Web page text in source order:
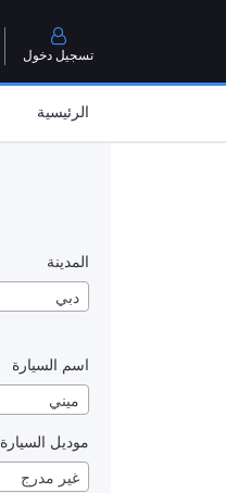
تسجيل دخول
الرئيسية
المدينة
دبي
اسم السيارة
ميني
موديل السيارة
غير مدرج